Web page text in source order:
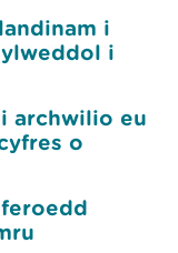
i
i
archwilio eu
o